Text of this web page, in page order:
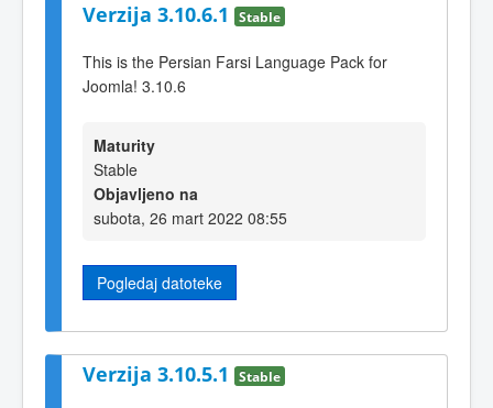
Verzija 3.10.6.1 Stable
This is the Persian Farsi Language Pack for
Joomla! 3.10.6
Maturity
Stable
Objavljeno na
subota, 26 mart 2022 08:55
Pogledaj datoteke
Verzija 3.10.5.1 Stable